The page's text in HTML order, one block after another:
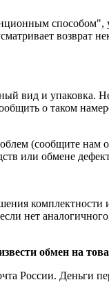
возврат
вид и
о таком
(сообщите нам
или обмене
нет
обмен на
Деньги